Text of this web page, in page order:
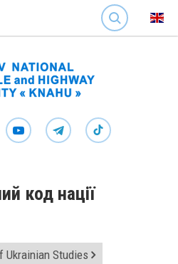
SEARCH
код нації
Ukrainian Studies